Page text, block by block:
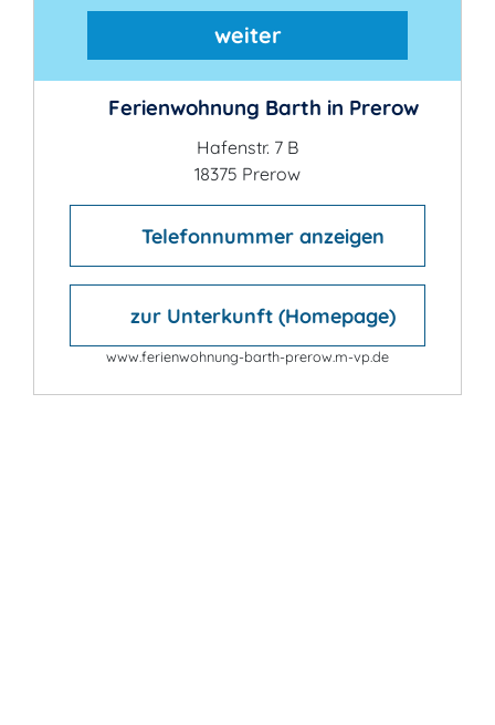
weiter
Ferienwohnung Barth in Prerow
Hafenstr. 7 B
18375 Prerow
Telefonnummer anzeigen
zur Unterkunft (Homepage)
www.ferienwohnung-barth-prerow.m-vp.de